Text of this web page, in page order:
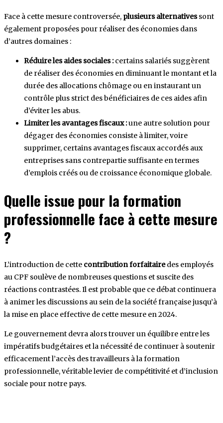
Face à cette mesure controversée, plusieurs alternativessont
également proposées pour réaliser des économies dans
d’autres domaines :
Réduire les aides sociales :certains salariés suggèrent
de réaliser des économies en diminuant le montant et la
durée des allocations chômage ou en instaurant un
contrôle plus strict des bénéficiaires de ces aides afin
d’éviter les abus.
Limiter les avantages fiscaux :une autre solution pour
dégager des économies consiste à limiter, voire
supprimer, certains avantages fiscaux accordés aux
entreprises sans contrepartie suffisante en termes
d’emplois créés ou de croissance économique globale.
Quelle issue pour la formation
professionnelle face à cette mesure
?
L’introduction de cette contribution forfaitairedes employés
au CPF soulève de nombreuses questions et suscite des
réactions contrastées. Il est probable que ce débat continuera
à animer les discussions au sein de la société française jusqu’à
la mise en place effective de cette mesure en 2024.
Le gouvernement devra alors trouver un équilibre entre les
impératifs budgétaires et la nécessité de continuer à soutenir
efficacement l’accès des travailleurs à la formation
professionnelle, véritable levier de compétitivité et d’inclusion
sociale pour notre pays.